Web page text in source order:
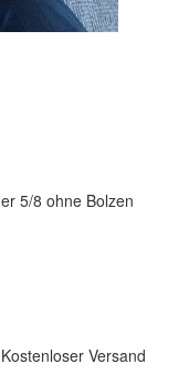
5/8 ohne Bolzen
Versand